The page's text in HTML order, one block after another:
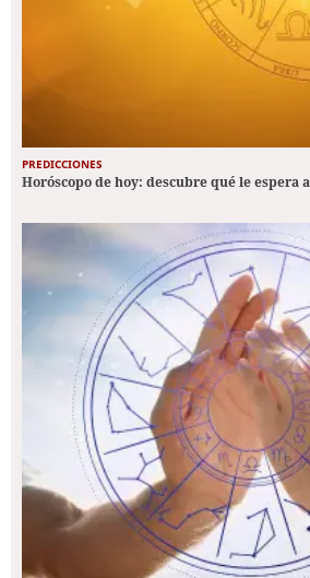
PREDICCIONES
Horóscopo de hoy: descubre qué le espera